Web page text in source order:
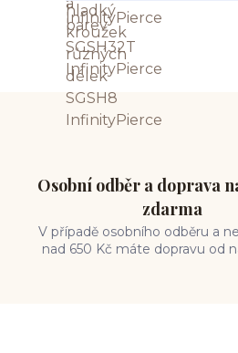
Osobní odběr a doprava
zdarma
V případě osobního odběru a
nad 650 Kč máte dopravu od